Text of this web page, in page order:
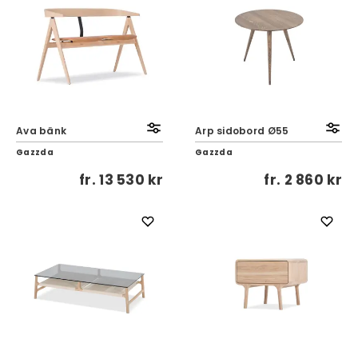
Ava bänk
Gazzda
fr.13 530 kr
Arp sidobord Ø55
Gazzda
fr. 2 860 kr